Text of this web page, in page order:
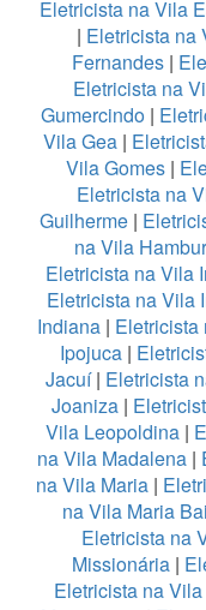
Eletricista na Vila
| Eletricista na
Fernandes|
Eletricista na
Gumercindo |
Vila Gea |
Vila Gomes |
Eletricista na
Guilherme|
na Vila
Eletricista na Vila
Eletricista na Vila
Indiana | Eletricista
Ipojuca|
Jacuí| Eletricista
Joaniza|
Vila Leopoldina|
na Vila Madalena|
na Vila Maria |
na Vila Maria
Eletricista na
Missionária |
Eletricista na